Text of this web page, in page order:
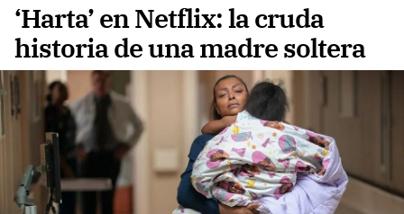
‘Harta’ en Netflix: la cruda
historia de una madre soltera